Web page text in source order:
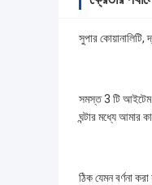
সুপার কোয়ানালিটি,
সমস্ত 3 টি আইটেম
ঘন্টার মধ্যে আমার
ঠিক যেমন বর্ণনা